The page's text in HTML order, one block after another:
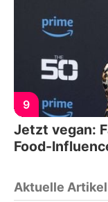
9
Jetzt vegan:
Food-
Aktuelle Artikel